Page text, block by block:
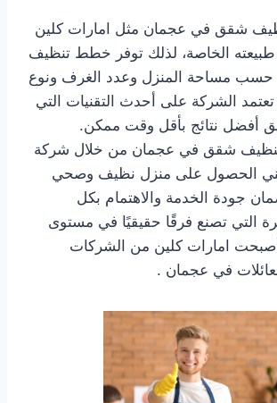
شقق في عجمان مثل امارات كلين
الخاصة، لذلك توفر خطط تنظيف
مساحة المنزل وعدد الغرف ونوع
تعتمد الشركة على أحدث التقنيات التي
أفضل نتائج بأقل وقت ممكن.
تنظيف شقق في عجمان من خلال شركة
الحصول على منزل نظيف وصحي
جودة الخدمة والاهتمام بكل
التي تصنع فرقًا حقيقيًا في مستوى
أصبحت امارات كلين من الشركات
في عجمان .